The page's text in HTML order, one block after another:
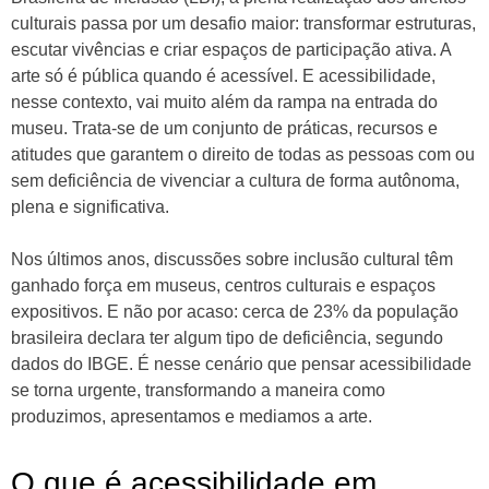
culturais passa por um desafio maior: transformar estruturas,
escutar vivências e criar espaços de participação ativa. A
arte só é pública quando é acessível. E acessibilidade,
nesse contexto, vai muito além da rampa na entrada do
museu. Trata-se de um conjunto de práticas, recursos e
atitudes que garantem o direito de todas as pessoas com ou
sem deficiência de vivenciar a cultura de forma autônoma,
plena e significativa.
Nos últimos anos, discussões sobre inclusão cultural têm
ganhado força em museus, centros culturais e espaços
expositivos. E não por acaso: cerca de 23% da população
brasileira declara ter algum tipo de deficiência, segundo
dados do IBGE. É nesse cenário que pensar acessibilidade
se torna urgente, transformando a maneira como
produzimos, apresentamos e mediamos a arte.